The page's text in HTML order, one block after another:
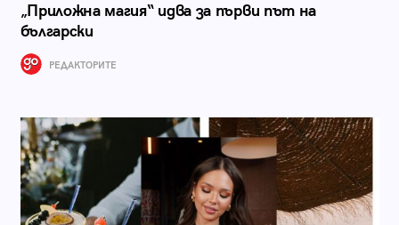
„Приложна магия“ идва за първи път на
български
РЕДАКТОРИТЕ